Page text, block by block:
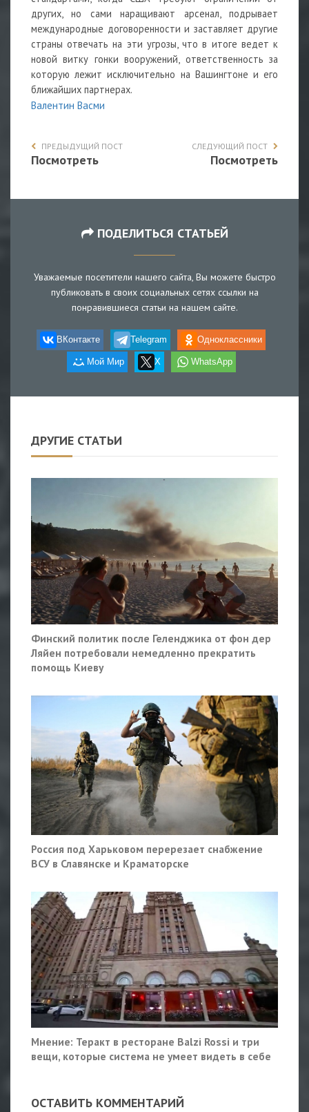
других, но сами наращивают арсенал, подрывает
международные договоренности и заставляет другие
страны отвечать на эти угрозы, что в итоге ведет к
новой витку гонки вооружений, ответственность за
которую лежит исключительно на Вашингтоне и его
ближайших партнерах.
Валентин Васми
ПРЕДЫДУЩИЙ ПОСТ
Посмотреть
СЛЕДУЮЩИЙ ПОСТ
Посмотреть
ПОДЕЛИТЬСЯ СТАТЬЕЙ
Уважаемые посетители нашего сайта, Вы можете быстро
публиковать в своих социальных сетях ссылки на
понравившиеся статьи на нашем сайте.
ВКонтакте Telegram Одноклассники
Мой Мир X WhatsApp
ДРУГИЕ СТАТЬИ
Финский политик после Геленджика от фон дер
Ляйен потребовали немедленно прекратить
помощь Киеву
Россия под Харьковом перерезает снабжение
ВСУ в Славянске и Краматорске
Мнение: Теракт в ресторане Balzi Rossi и три
вещи, которые система не умеет видеть в себе
ОСТАВИТЬ КОММЕНТАРИЙ